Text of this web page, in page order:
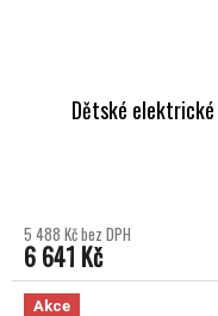
Dětské
5 488 Kč bez DPH
6 641 Kč
Akce